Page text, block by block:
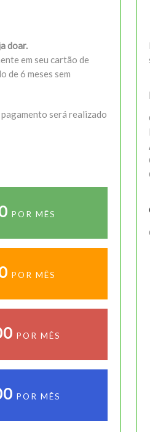
doar.
em seu cartão de
de 6 meses sem
será realizado
POR MÊS
POR MÊS
POR MÊS
POR MÊS